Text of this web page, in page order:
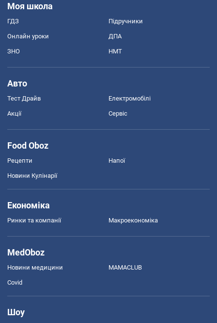
Моя школа
ГДЗ Підручники
Онлайн уроки ДПА
ЗНО НМТ
Авто
Тест Драйв Електромобілі
Акції Сервіс
Food Oboz
Рецепти Напої
Новини Кулінарії
Економіка
Ринки та компанії Макроекономіка
MedOboz
Новини медицини MAMACLUB
Covid
Шоу